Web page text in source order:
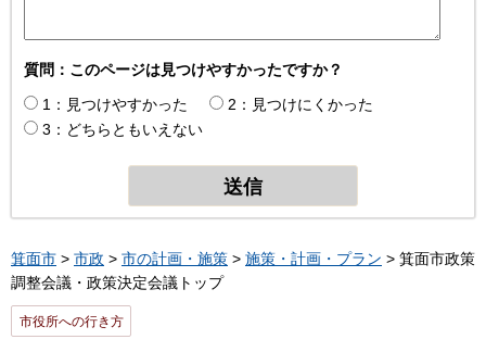
質問：このページは見つけやすかったですか？
1：見つけやすかった
2：見つけにくかった
3：どちらともいえない
箕面市 > 市政 > 市の計画・施策 > 施策・計画・プラン > 箕面市政策
調整会議・政策決定会議トップ
市役所への行き方